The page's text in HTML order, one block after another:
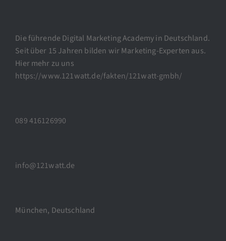
Die führende Digital Marketing Academy in Deutschland.
Seit über 15 Jahren bilden wir Marketing-Experten aus.
Hier mehr zu uns
https://www.121watt.de/fakten/121watt-gmbh/
089 416126990
info@121watt.de
München, Deutschland